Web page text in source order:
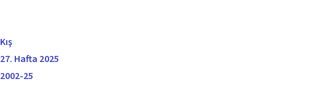
Kış
27. Hafta 2025
2002-25